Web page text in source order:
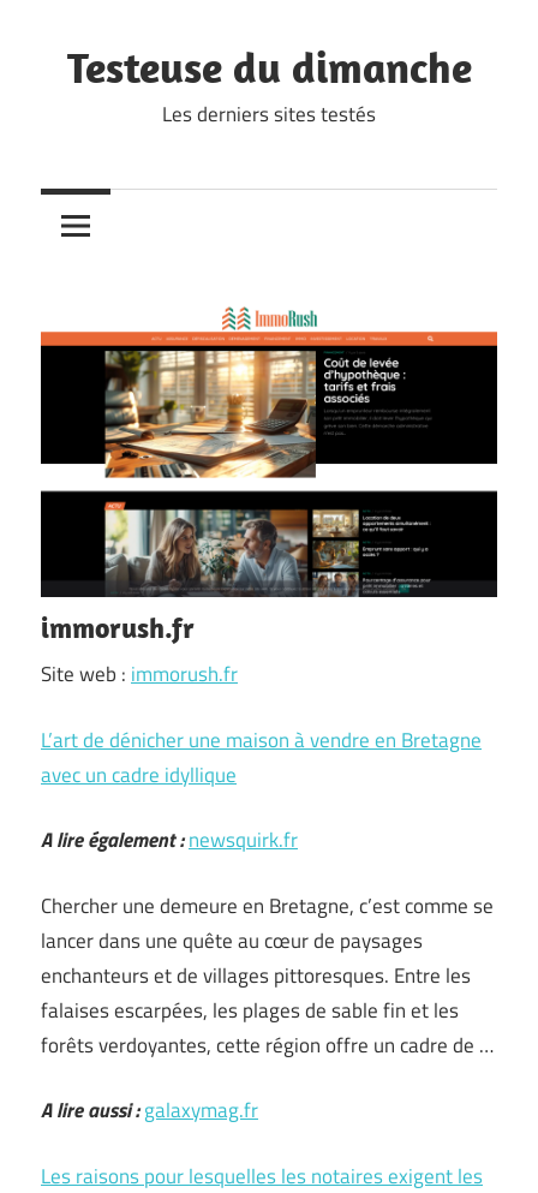
content
Testeuse du dimanche
Les derniers sites testés
immorush.fr
Site web : immorush.fr
L’art de dénicher une maison à vendre en Bretagne
avec un cadre idyllique
A lire également :newsquirk.fr
Chercher une demeure en Bretagne, c’est comme se
lancer dans une quête au cœur de paysages
enchanteurs et de villages pittoresques. Entre les
falaises escarpées, les plages de sable fin et les
forêts verdoyantes, cette région offre un cadre de …
A lire aussi :galaxymag.fr
Les raisons pour lesquelles les notaires exigent les